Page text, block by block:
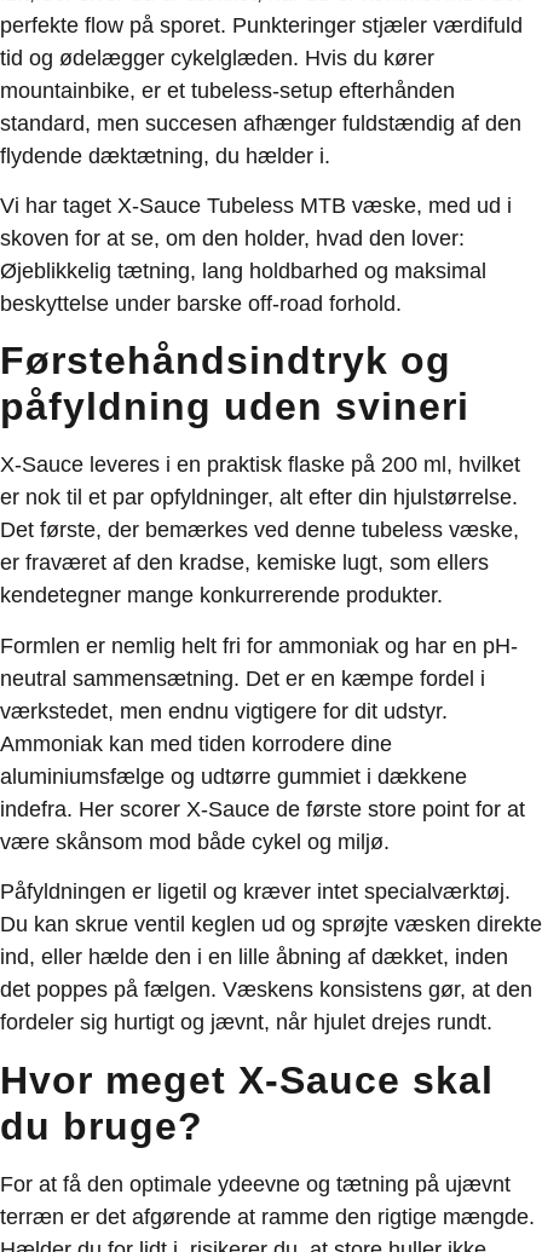
perfekte flow på sporet. Punkteringer stjæler værdifuld
tid og ødelægger cykelglæden. Hvis du kører
mountainbike, er et tubeless-setup efterhånden
standard, men succesen afhænger fuldstændig af den
flydende dæktætning, du hælder i.
Vi har taget X-Sauce Tubeless MTB væske, med ud i
skoven for at se, om den holder, hvad den lover:
Øjeblikkelig tætning, lang holdbarhed og maksimal
beskyttelse under barske off-road forhold.
Førstehåndsindtryk og
påfyldning uden svineri
X-Sauce leveres i en praktisk flaske på 200 ml, hvilket
er nok til et par opfyldninger, alt efter din hjulstørrelse.
Det første, der bemærkes ved denne tubeless væske,
er fraværet af den kradse, kemiske lugt, som ellers
kendetegner mange konkurrerende produkter.
Formlen er nemlig helt fri for ammoniak og har en pH-
neutral sammensætning. Det er en kæmpe fordel i
værkstedet, men endnu vigtigere for dit udstyr.
Ammoniak kan med tiden korrodere dine
aluminiumsfælge og udtørre gummiet i dækkene
indefra. Her scorer X-Sauce de første store point for at
være skånsom mod både cykel og miljø.
Påfyldningen er ligetil og kræver intet specialværktøj.
Du kan skrue ventil keglen ud og sprøjte væsken direkte
ind, eller hælde den i en lille åbning af dækket, inden
det poppes på fælgen. Væskens konsistens gør, at den
fordeler sig hurtigt og jævnt, når hjulet drejes rundt.
Hvor meget X-Sauce skal
du bruge?
For at få den optimale ydeevne og tætning på ujævnt
terræn er det afgørende at ramme den rigtige mængde.